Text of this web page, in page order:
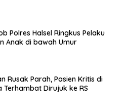
Polres Halsel Ringkus Pelaku
Anak di bawah Umur
Rusak Parah, Pasien Kritis di
Terhambat Dirujuk ke RS